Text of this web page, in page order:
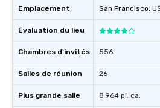
Emplacement
Évaluation du lieu
Chambres d'invités
Salles de réunion
Plus grande salle
San Francisco,
556
26
8 964 pi. ca.